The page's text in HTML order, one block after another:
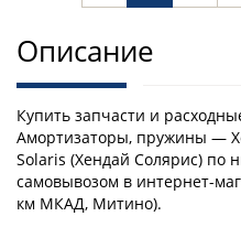
Описание
Купить запчасти и
Амортизаторы, пружины —
Solaris (Хендай Солярис) по
самовывозом в интернет-
км МКАД, Митино).